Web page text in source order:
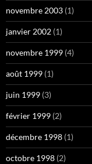
novembre 2003 (1)
janvier 2002 (1)
novembre 1999 (4)
août 1999 (1)
juin 1999 (3)
février 1999 (2)
décembre 1998 (1)
octobre 1998 (2)